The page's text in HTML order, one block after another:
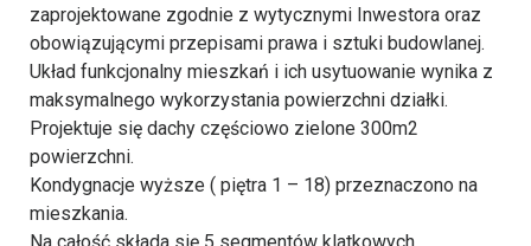
zaprojektowane zgodnie z wytycznymi Inwestora oraz
obowiązującymi przepisami prawa i sztuki budowlanej.
Układ funkcjonalny mieszkań i ich usytuowanie wynika z
maksymalnego wykorzystania powierzchni działki.
Projektuje się dachy częściowo zielone 300m2
powierzchni.
Kondygnacje wyższe ( piętra 1 – 18) przeznaczono na
mieszkania.